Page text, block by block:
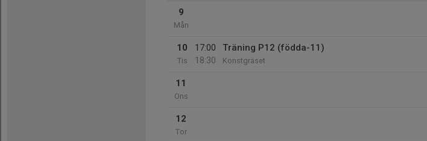
9
Mån
10
Tis
17:00
18:30
Träning P12 (födda-11)
Konstgräset
11
Ons
12
Tor